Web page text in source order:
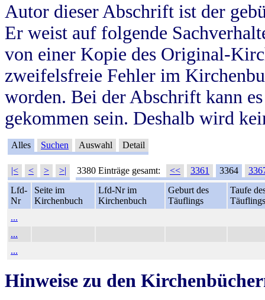
Autor dieser Abschrift ist der
Er weist auf folgende
von einer Kopie des Original-
zweifelsfreie Fehler im
worden. Bei der Abschrift kann
gekommen sein. Deshalb wird
Alles Suchen Auswahl Detail
|< < > >| 3380 Einträge gesamt: << 3361 3364
Lfd-
Nr
Seite im
Kirchenbuch
Lfd-Nr im
Kirchenbuch
Geburt des
Täuflings
Taufe
Täuflings
...
...
...
Hinweise zu den